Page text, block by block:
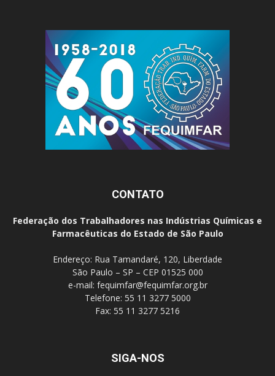
CONTATO
Federação dos Trabalhadores nas Indústrias Químicas e
Farmacêuticas do Estado de São Paulo
Endereço: Rua Tamandaré, 120, Liberdade
São Paulo – SP – CEP 01525 000
e-mail: fequimfar@fequimfar.org.br
Telefone: 55 11 3277 5000
Fax: 55 11 3277 5216
SIGA-NOS